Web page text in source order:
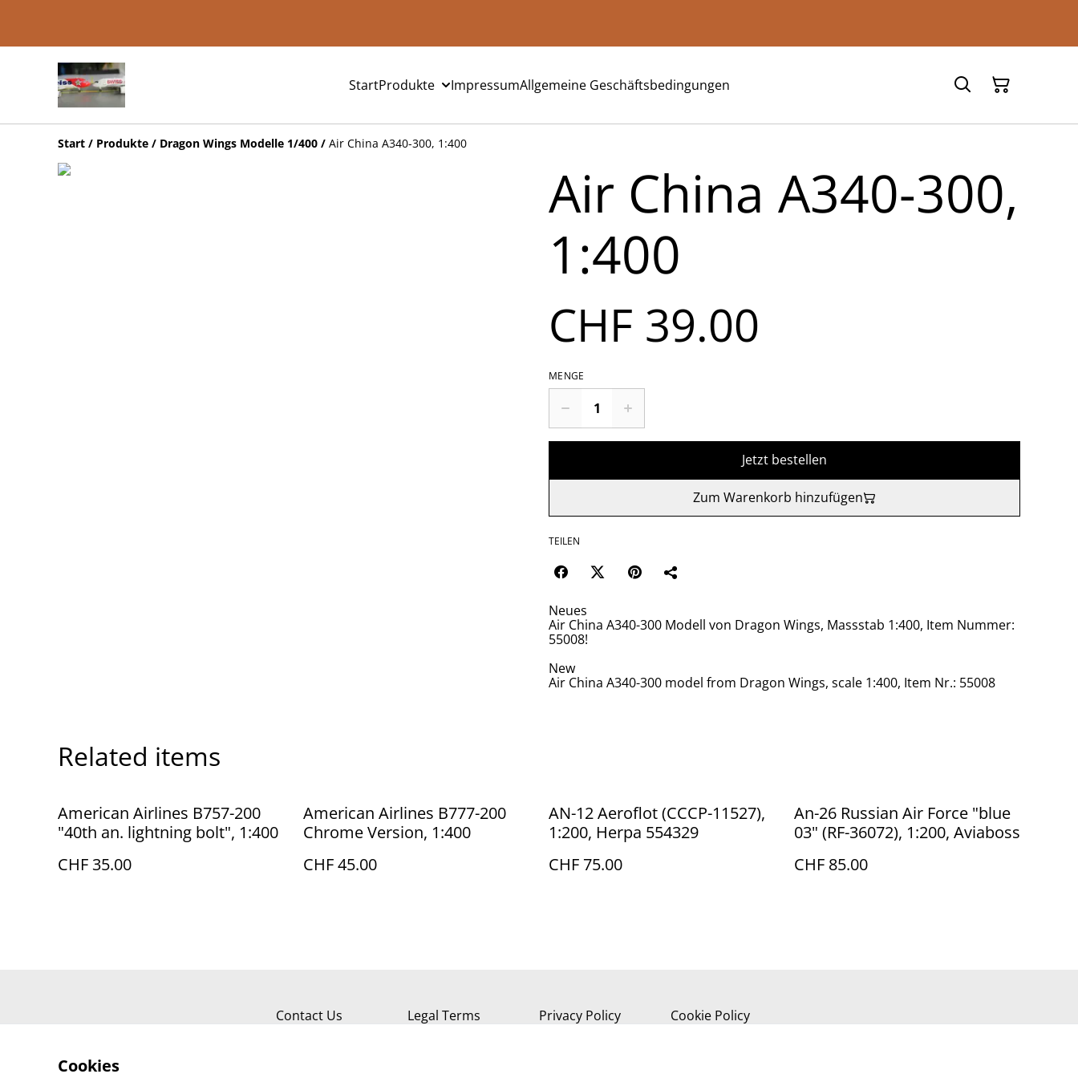
StartProdukte ImpressumAllgemeine Geschäftsbedingungen
Start / Produkte / Dragon Wings Modelle 1/400 / Air China A340-300, 1:400
Air China A340-300,
1:400
CHF 39.00
MENGE
Jetzt bestellen
Zum Warenkorb hinzufügen
TEILEN
Neues
Air China A340-300 Modell von Dragon Wings, Massstab 1:400, Item Nummer:
55008!
New
Air China A340-300 model from Dragon Wings, scale 1:400, Item Nr.: 55008
Related items
American Airlines B757-200
"40th an. lightning bolt", 1:400
CHF 35.00
American Airlines B777-200
Chrome Version, 1:400
CHF 45.00
AN-12 Aeroflot (CCCP-11527),
1:200, Herpa 554329
CHF 75.00
An-26 Russian Air Force "blue
03" (RF-36072), 1:200, Aviaboss
CHF 85.00
Contact Us Legal Terms Privacy Policy Cookie Policy
Cookies